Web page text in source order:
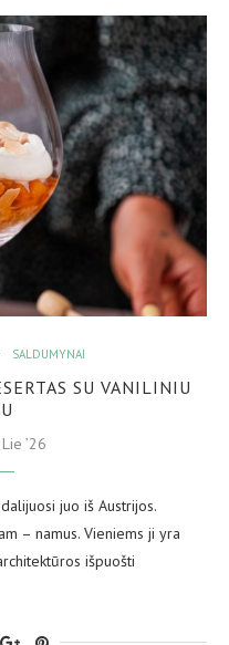
SALDUMYNAI
SU VANILINIU
’26
juo iš Austrijos.
– namus. Vieniems ji yra
išpuošti